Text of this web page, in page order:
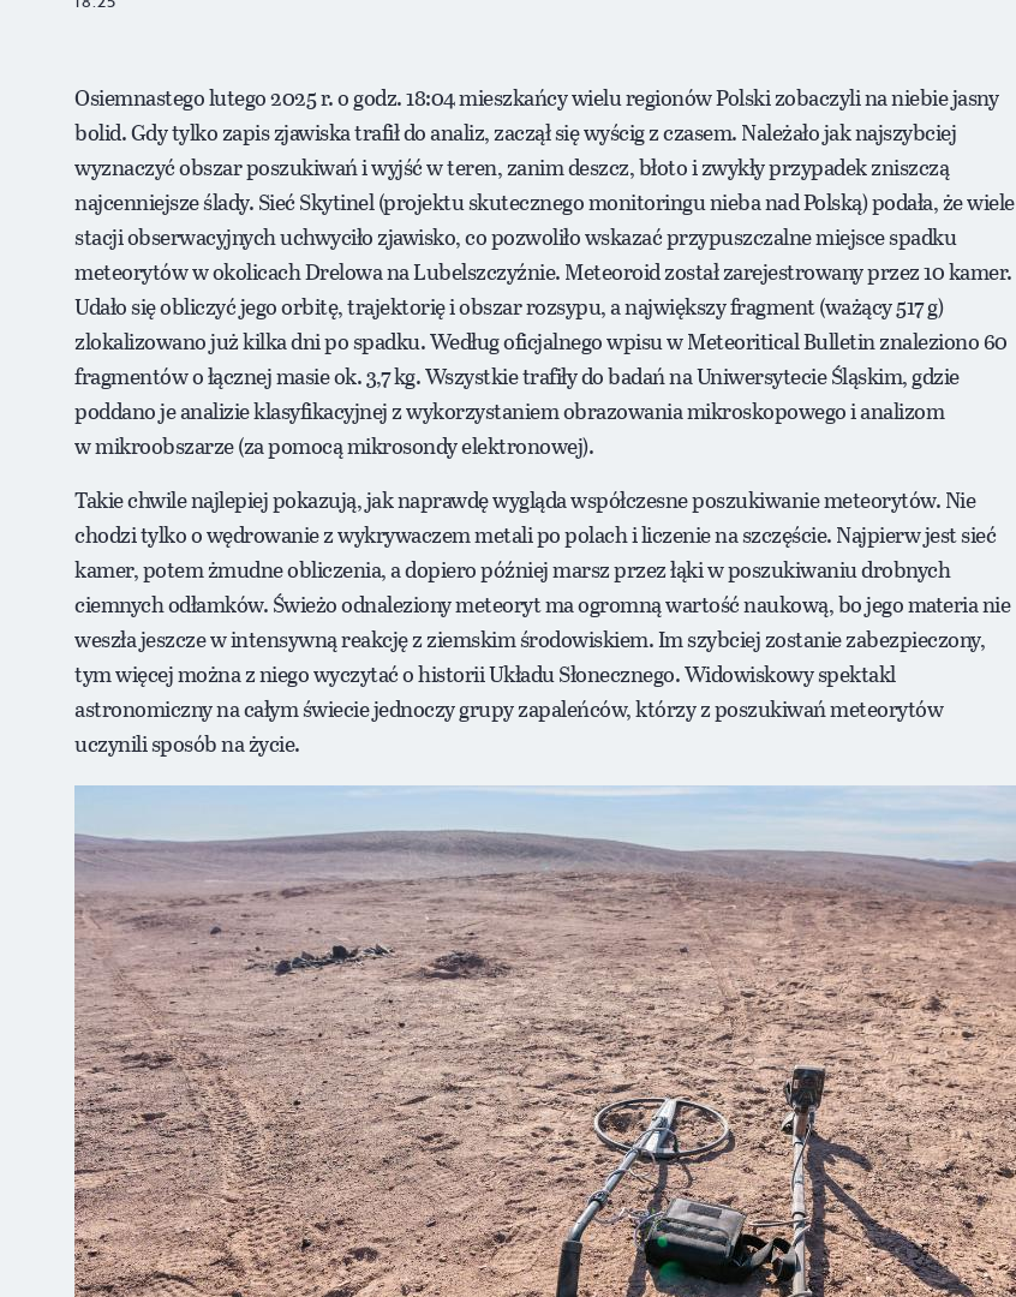
Osiemnastego lutego 2025 r. o godz. 18:04 mieszkańcy wielu regionów Polski zobaczyli na niebie jasny
bolid. Gdy tylko zapis zjawiska trafił do analiz, zaczął się wyścig z czasem. Należało jak najszybciej
wyznaczyć obszar poszukiwań i wyjść w teren, zanim deszcz, błoto i zwykły przypadek zniszczą
najcenniejsze ślady. Sieć Skytinel (projektu skutecznego monitoringu nieba nad Polską) podała, że wiele
stacji obserwacyjnych uchwyciło zjawisko, co pozwoliło wskazać przypuszczalne miejsce spadku
meteorytów w okolicach Drelowa na Lubelszczyźnie. Meteoroid został zarejestrowany przez 10 kamer.
Udało się obliczyć jego orbitę, trajektorię i obszar rozsypu, a największy fragment (ważący 517 g)
zlokalizowano już kilka dni po spadku. Według oficjalnego wpisu w Meteoritical Bulletin znaleziono 60
fragmentów o łącznej masie ok. 3,7 kg. Wszystkie trafiły do badań na Uniwersytecie Śląskim, gdzie
poddano je analizie klasyfikacyjnej z wykorzystaniem obrazowania mikroskopowego i analizom
w mikroobszarze (za pomocą mikrosondy elektronowej).
Takie chwile najlepiej pokazują, jak naprawdę wygląda współczesne poszukiwanie meteorytów. Nie
chodzi tylko o wędrowanie z wykrywaczem metali po polach i liczenie na szczęście. Najpierw jest sieć
kamer, potem żmudne obliczenia, a dopiero później marsz przez łąki w poszukiwaniu drobnych
ciemnych odłamków. Świeżo odnaleziony meteoryt ma ogromną wartość naukową, bo jego materia nie
weszła jeszcze w intensywną reakcję z ziemskim środowiskiem. Im szybciej zostanie zabezpieczony,
tym więcej można z niego wyczytać o historii Układu Słonecznego. Widowiskowy spektakl
astronomiczny na całym świecie jednoczy grupy zapaleńców, którzy z poszukiwań meteorytów
uczynili sposób na życie.